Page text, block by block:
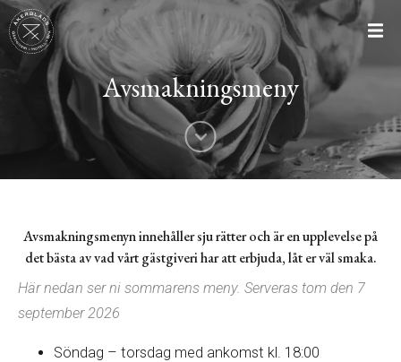
Avsmakningsmeny
Avsmakningsmenyn innehåller sju rätter och är en upplevelse på
det bästa av vad vårt gästgiveri har att erbjuda, låt er väl smaka.
Här nedan ser ni sommarens meny. Serveras tom den 7
september 2026
Söndag – torsdag med ankomst kl. 18:00